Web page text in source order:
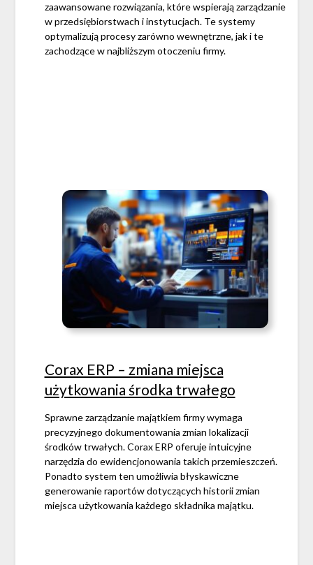
zaawansowane rozwiązania, które wspierają zarządzanie
w przedsiębiorstwach i instytucjach. Te systemy
optymalizują procesy zarówno wewnętrzne, jak i te
zachodzące w najbliższym otoczeniu firmy.
Corax ERP – zmiana miejsca
użytkowania środka trwałego
Sprawne zarządzanie majątkiem firmy wymaga
precyzyjnego dokumentowania zmian lokalizacji
środków trwałych. Corax ERP oferuje intuicyjne
narzędzia do ewidencjonowania takich przemieszczeń.
Ponadto system ten umożliwia błyskawiczne
generowanie raportów dotyczących historii zmian
miejsca użytkowania każdego składnika majątku.